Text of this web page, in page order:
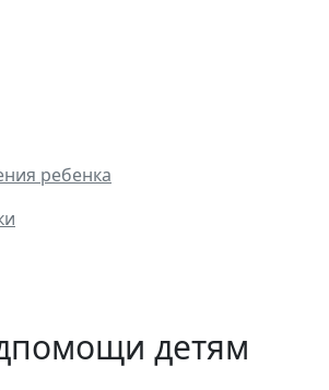
ребенка
детям